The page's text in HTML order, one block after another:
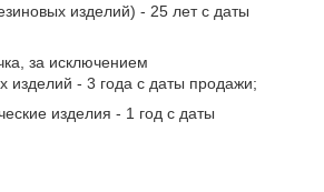
изделий) - 25 лет с даты
за исключением
изделий - 3 года с даты продажи;
изделия - 1 год с даты